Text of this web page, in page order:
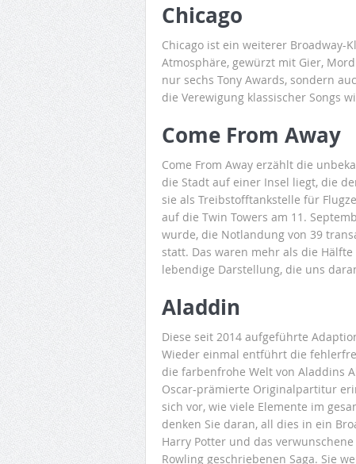
Chicago
Chicago ist ein weiterer Broadway-
Atmosphäre, gewürzt mit Gier,
nur sechs Tony Awards, sondern
die Verewigung klassischer Songs
Come From Away
Come From Away erzählt die
die Stadt auf einer Insel liegt, die
sie als Treibstofftankstelle für
auf die Twin Towers am 11.
wurde, die Notlandung von 39
statt. Das waren mehr als die
lebendige Darstellung, die uns
Aladdin
Diese seit 2014 aufgeführte
Wieder einmal entführt die
die farbenfrohe Welt von Aladdins
Oscar-prämierte Originalpartitur
sich vor, wie viele Elemente im
denken Sie daran, all dies in ein
Harry Potter und das
Rowling geschriebenen Saga. Sie